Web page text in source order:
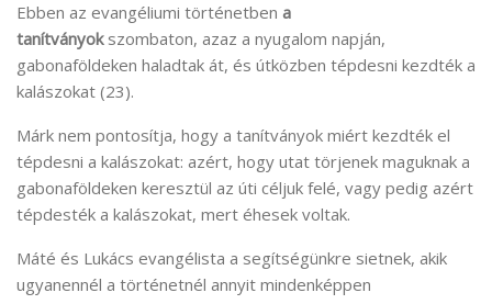
Ebben az evangéliumi történetben a
tanítványokszombaton, azaz a nyugalom napján,
gabonaföldeken haladtak át, és útközben tépdesni kezdték a
kalászokat (23).
Márk nem pontosítja, hogy a tanítványok miért kezdték el
tépdesni a kalászokat: azért, hogy utat törjenek maguknak a
gabonaföldeken keresztül az úti céljuk felé, vagy pedig azért
tépdesték a kalászokat, mert éhesek voltak.
Máté és Lukács evangélista a segítségünkre sietnek, akik
ugyanennél a történetnél annyit mindenképpen